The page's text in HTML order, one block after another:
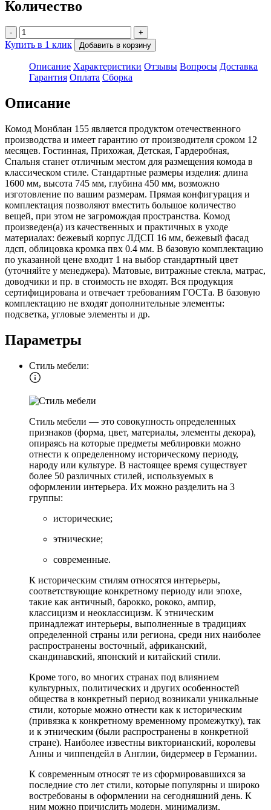
Количество
- +
Купить в 1 клик Добавить в корзину
Описание Характеристики Отзывы Вопросы Доставка
Гарантия Оплата Сборка
Описание
Комод Монблан 155 является продуктом отечественного
производства и имеет гарантию от производителя сроком 12
месяцев. Гостинная, Прихожая, Детская, Гардеробная,
Спальня станет отличным местом для размещения комода в
классическом стиле. Стандартные размеры изделия: длина
1600 мм, высота 745 мм, глубина 450 мм, возможно
изготовление по вашим размерам. Прямая конфигурация и
комплектация позволяют вместить большое количество
вещей, при этом не загромождая пространства. Комод
произведен(а) из качественных и практичных в уходе
материалах: бежевый корпус ЛДСП 16 мм, бежевый фасад
лдсп, облицовка кромка пвх 0.4 мм. В базовую комплектацию
по указанной цене входит 1 на выбор стандартный цвет
(уточняйте у менеджера). Матовые, витражные стекла, матрас,
доводчики и пр. в стоимость не входят. Вся продукция
сертифицирована и отвечает требованиям ГОСТа. В базовую
комплектацию не входят дополнительные элементы:
подсветка, угловые элементы и др.
Параметры
Стиль мебели:
Стиль мебели — это совокупность определенных
признаков (форма, цвет, материалы, элементы декора),
опираясь на которые предметы меблировки можно
отнести к определенному историческому периоду,
народу или культуре. В настоящее время существует
более 50 различных стилей, используемых в
оформлении интерьера. Их можно разделить на 3
группы:
исторические;
этнические;
современные.
К историческим стилям относятся интерьеры,
соответствующие конкретному периоду или эпохе,
такие как античный, барокко, рококо, ампир,
классицизм и неоклассицизм. К этническим
принадлежат интерьеры, выполненные в традициях
определенной страны или региона, среди них наиболее
распространены восточный, африканский,
скандинавский, японский и китайский стили.
Кроме того, во многих странах под влиянием
культурных, политических и других особенностей
общества в конкретный период возникали уникальные
стили, которые можно отнести как к историческим
(привязка к конкретному временному промежутку), так
и к этническим (были распространены в конкретной
стране). Наиболее известны викторианский, королевы
Анны и чиппендейл в Англии, бидермеер в Германии.
К современным относят те из сформировавшихся за
последние сто лет стили, которые популярны и широко
востребованы в оформлении на сегодняшний день. К
ним можно причислить модерн, минимализм,